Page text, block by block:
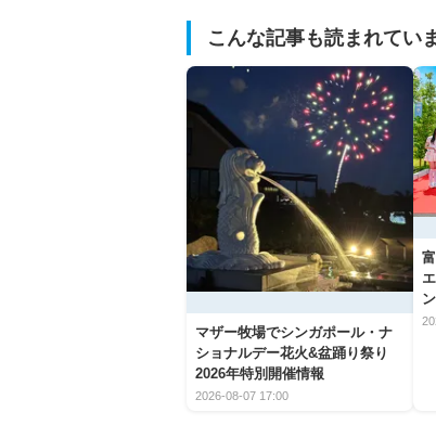
こんな記事も読まれてい
マザー牧場でシンガポール・ナ
ショナルデー花火&盆踊り祭り
2026年特別開催情報
2026-08-07 17:00